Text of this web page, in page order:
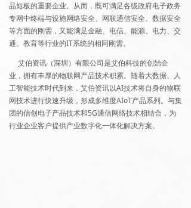
品短板的重要企业。从而，既可满足各级政府电子政务
专网中终端与设施网络安全、网联通信安全、数据安全
等方面的刚需，又能满足金融、电信、能源、电力、交
通、教育等行业的IT系统的相同刚需。
艾伯资讯（深圳）有限公司是艾伯科技的创始企
业，拥有丰厚的物联网产品技术积累。随着大数据、人
工智能技术时代到来，艾伯资讯以AI技术将自身的物联
网技术进行快速升级，形成多维度AIoT产品系列。与集
团的信创电子产品技术和5G通信网络技术相结合，为
行业企业客户提供产业数字化一体化解决方案。